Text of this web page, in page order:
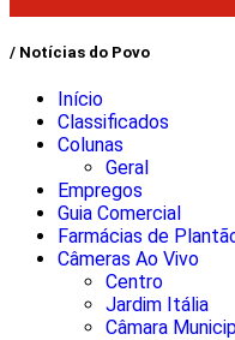
/ Notícias do Povo
Início
Classificados
Colunas
Geral
Empregos
Guia Comercial
Farmácias de
Câmeras Ao Vivo
Centro
Jardim Itália
Câmara